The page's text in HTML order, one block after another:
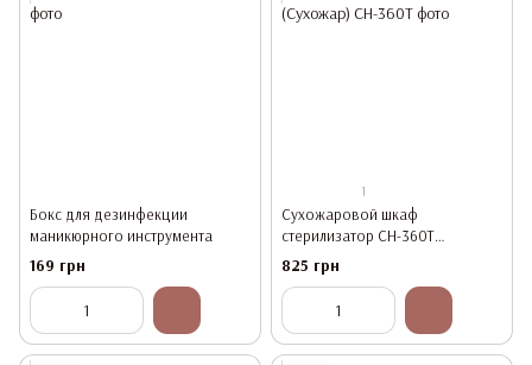
Бокс для дезинфекции
маникюрного инструмента
169 грн
1
Сухожаровой шкаф
стерилизатор CH-360T
(Сухожар)
825 грн